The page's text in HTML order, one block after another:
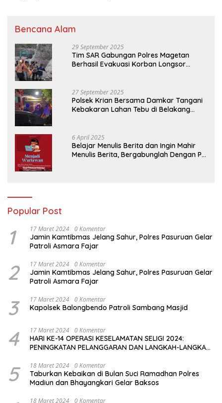
Bencana Alam
29 September 2025
Tim SAR Gabungan Polres Magetan
Berhasil Evakuasi Korban Longsor
27 September 2025
Polsek Krian Bersama Damkar Tangani
Kebakaran Lahan Tebu di Belakang
6 April 2025
Belajar Menulis Berita dan Ingin Mahir
Menulis Berita, Bergabunglah Dengan PT
Popular Post
1 17 Maret 2024 0 Komentar
Jamin Kamtibmas Jelang Sahur, Polres Pasuruan Gelar
Patroli Asmara Fajar
2 17 Maret 2024 0 Komentar
Jamin Kamtibmas Jelang Sahur, Polres Pasuruan Gelar
Patroli Asmara Fajar
3 17 Maret 2024 0 Komentar
Kapolsek Balongbendo Patroli Sambang Masjid
4 17 Maret 2024 0 Komentar
HARI KE-14 OPERASI KESELAMATAN SELIGI 2024:
PENINGKATAN PELANGGARAN DAN LANGKAH-LANGKAH
5 18 Maret 2024 0 Komentar
Taburkan Kebaikan di Bulan Suci Ramadhan Polres
Madiun dan Bhayangkari Gelar Baksos
18 Maret 2024 0 Komentar